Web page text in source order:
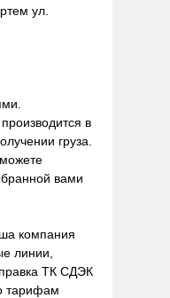
ул.
в
груза.
вами
компания
линии,
ТК СДЭК
тарифам